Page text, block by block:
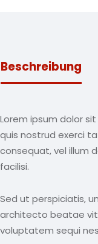
Beschreibung
Lorem ipsum dolor
quis nostrud exerci
consequat, vel illum
facilisi.
Sed ut perspiciatis,
architecto beatae
voluptatem sequi